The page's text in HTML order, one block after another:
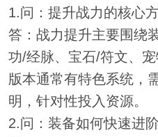
1.问：提升战力的核心
答：战力提升主要围绕
功/经脉、宝石/符文、
版本通常有特色系统，
明，针对性投入资源。
2.问：装备如何快速进